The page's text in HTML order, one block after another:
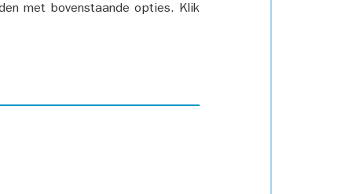
met bovenstaande opties. Klik